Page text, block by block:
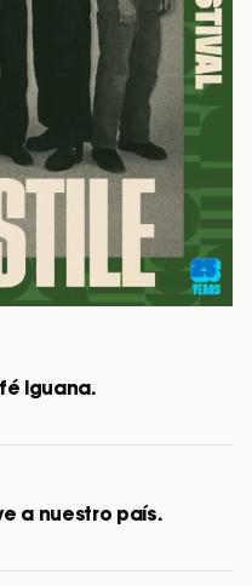
Iguana.
a nuestro país.